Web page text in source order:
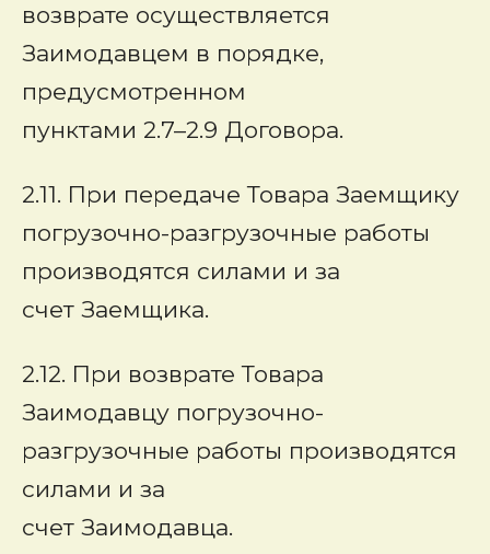
возврате осуществляется
Заимодавцем в порядке,
предусмотренном
пунктами 2.7–2.9 Договора.
2.11. При передаче Товара Заемщику
погрузочно-разгрузочные работы
производятся силами и за
счет Заемщика.
2.12. При возврате Товара
Заимодавцу погрузочно-
разгрузочные работы производятся
силами и за
счет Заимодавца.